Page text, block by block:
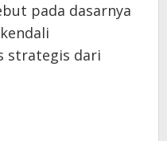
pada dasarnya
strategis dari